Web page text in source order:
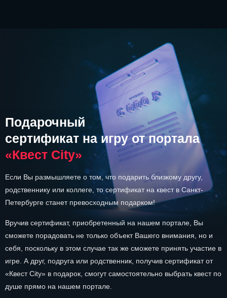
Подарочный
сертификат на игру от портала
«Квест City»
Если Вы размышляете о том, что подарить близкому другу,
родственнику или коллеге, то сертификат на квест в Санкт-
Петербурге станет превосходным подарком!
Вручив сертификат, приобретенный на нашем портале, Вы
сможете порадовать не только объект Вашего внимания, но и
себя, поскольку в этом случае так же сможете принять участие в
игре. А друг, подруга или родственник, получив сертификат от
«Квест City» в подарок, смогут самостоятельно выбрать квест по
душе прямо на нашем портале.